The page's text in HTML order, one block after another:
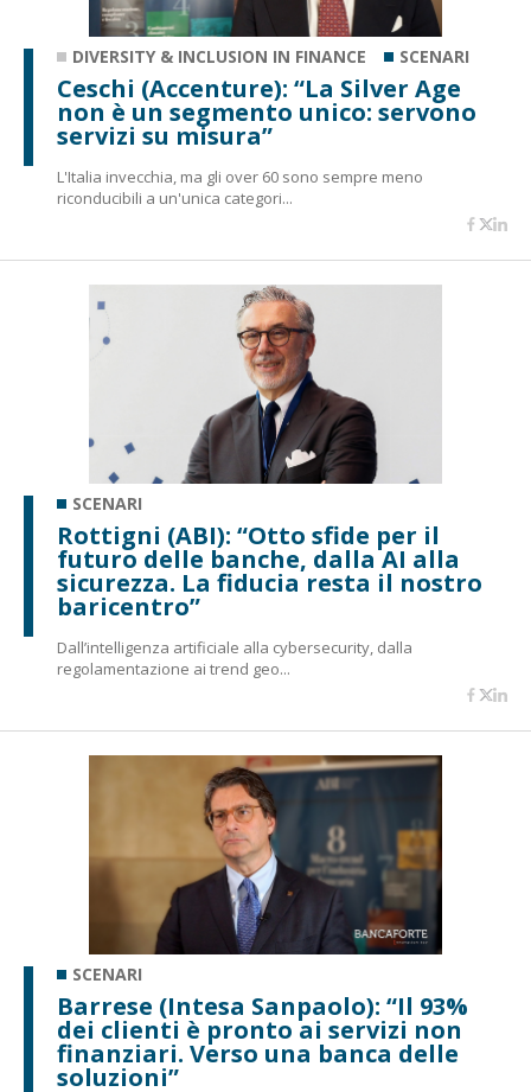
DIVERSITY & INCLUSION IN FINANCE SCENARI
Ceschi (Accenture): “La Silver Age
non è un segmento unico: servono
servizi su misura”
L'Italia invecchia, ma gli over 60 sono sempre meno
riconducibili a un'unica categori...
SCENARI
Rottigni (ABI): “Otto sfide per il
futuro delle banche, dalla AI alla
sicurezza. La fiducia resta il nostro
baricentro”
Dall’intelligenza artificiale alla cybersecurity, dalla
regolamentazione ai trend geo...
SCENARI
Barrese (Intesa Sanpaolo): “Il 93%
dei clienti è pronto ai servizi non
finanziari. Verso una banca delle
soluzioni”